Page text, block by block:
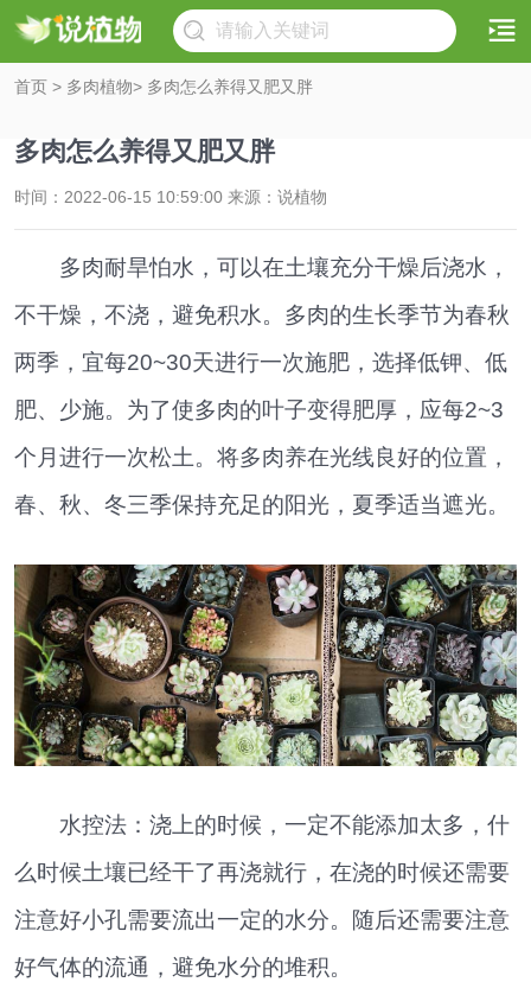
首页 > 多肉植物> 多肉怎么养得又肥又胖
多肉怎么养得又肥又胖
时间：2022-06-15 10:59:00 来源：说植物
多肉耐旱怕水，可以在土壤充分干燥后浇水，
不干燥，不浇，避免积水。多肉的生长季节为春秋
两季，宜每20~30天进行一次施肥，选择低钾、低
肥、少施。为了使多肉的叶子变得肥厚，应每2~3
个月进行一次松土。将多肉养在光线良好的位置，
春、秋、冬三季保持充足的阳光，夏季适当遮光。
水控法：浇上的时候，一定不能添加太多，什
么时候土壤已经干了再浇就行，在浇的时候还需要
注意好小孔需要流出一定的水分。随后还需要注意
好气体的流通，避免水分的堆积。